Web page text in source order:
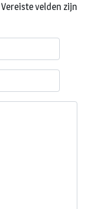
Vereiste velden zijn